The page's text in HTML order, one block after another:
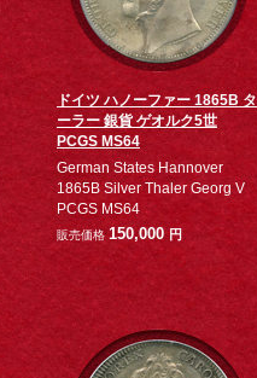
ドイツ ハノーファー 1865B タ
ーラー 銀貨 ゲオルク5世
PCGS MS64
German States Hannover
1865B Silver Thaler Georg V
PCGS MS64
販売価格150,000 円